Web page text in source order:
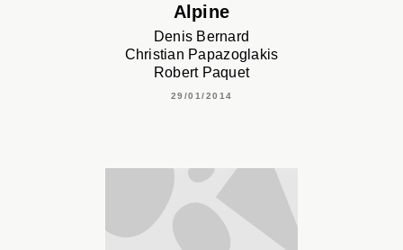
Alpine
Denis Bernard
Christian Papazoglakis
Robert Paquet
29/01/2014